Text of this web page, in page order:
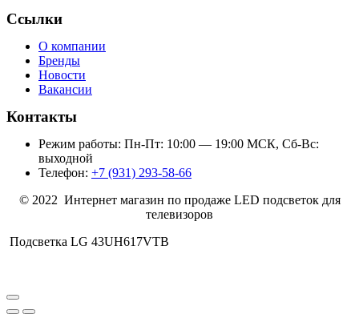
Ссылки
О компании
Бренды
Новости
Вакансии
Контакты
Режим работы: Пн-Пт: 10:00 — 19:00 МСК, Сб-Вс:
выходной
Телефон: +7 (931) 293-58-66
© 2022 Интернет магазин по продаже LED подсветок для
телевизоров
Подсветка LG 43UH617VTB